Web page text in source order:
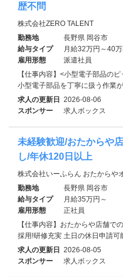
歴不問
株式会社ZERO TALENT
勤務地
長野県 岡谷市
給与タイプ
月給32万円～40
雇用形態
派遣社員
【仕事内容】<小型電子部品の
小型電子部品を丁寧に扱う作業
求人の更新日 2026-08-06
スポンサー
求人ボックス
未経験歓迎/おたからや
し/年休120日以上
株式会社いーふらん おたからや
勤務地
長野県 岡谷市
給与タイプ
月給35万円～
雇用形態
正社員
【仕事内容】おたからや店舗で
採用!研修充実 土日の休日申請可
求人の更新日 2026-08-05
スポンサー
求人ボックス